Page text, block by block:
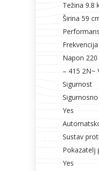
Težina 9.8
Širina 59
Napon
– 415 2N~
Sigurnost
Yes
Sustav
Pokazatelj
Yes